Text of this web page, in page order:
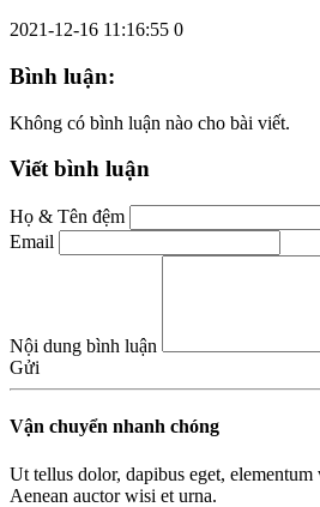
2021-12-16 11:16:55 0
Bình luận:
Không có bình luận nào cho bài viết.
Viết bình luận
Họ & Tên đệm
Email
Nội dung bình luận
Gửi
Vận chuyển nhanh chóng
Ut tellus dolor, dapibus eget,
Aenean auctor wisi et urna.